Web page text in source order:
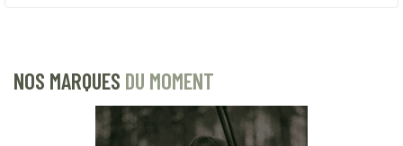
NOS MARQUES DU MOMENT